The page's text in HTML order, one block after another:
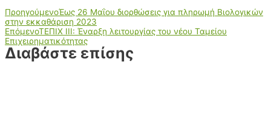
ΠροηγούμενοΈως 26 Μαΐου διορθώσεις για πληρωμή Βιολογικών
στην εκκαθάριση 2023
ΕπόμενοΤΕΠΙΧ ΙΙΙ: Έναρξη λειτουργίας του νέου Ταμείου
Επιχειρηματικότητας
Διαβάστε επίσης